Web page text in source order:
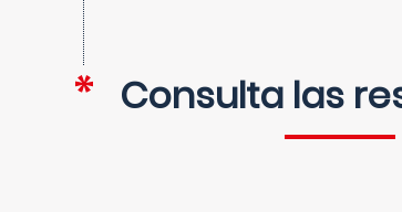
Consulta las